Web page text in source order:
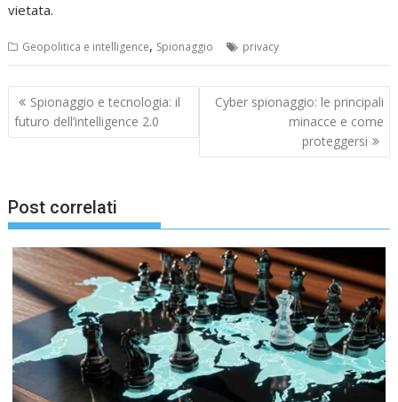
vietata.
Geopolitica e intelligence, Spionaggio privacy
Navigazione
articoli
Spionaggio e tecnologia: il
futuro dell’intelligence 2.0
Cyber spionaggio: le principali
minacce e come
proteggersi
Post correlati